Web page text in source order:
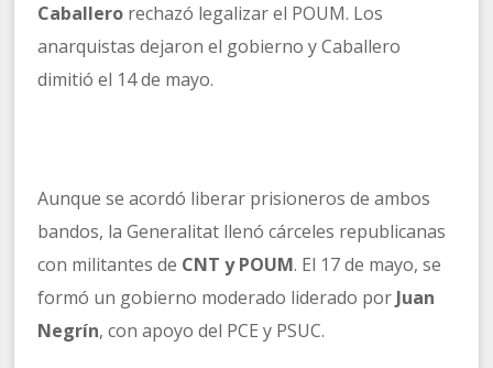
Caballero rechazó legalizar el POUM. Los
anarquistas dejaron el gobierno y Caballero
dimitió el 14 de mayo.
Aunque se acordó liberar prisioneros de ambos
bandos, la Generalitat llenó cárceles republicanas
con militantes de CNT y POUM. El 17 de mayo, se
formó un gobierno moderado liderado por Juan
Negrín, con apoyo del PCE y PSUC.